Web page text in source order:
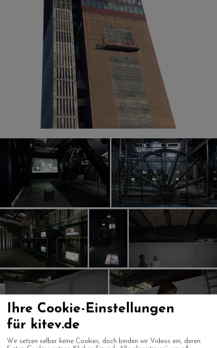
Ihre Cookie-Einstellungen
für kitev.de
Wir setzen selber keine Cookies, doch binden wir Videos ein, deren